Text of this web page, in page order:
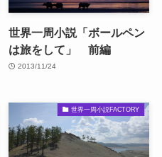
世界一周小説「ボールペン
は旅をして」 前編
2013/11/24
世界一周小説FACTORY